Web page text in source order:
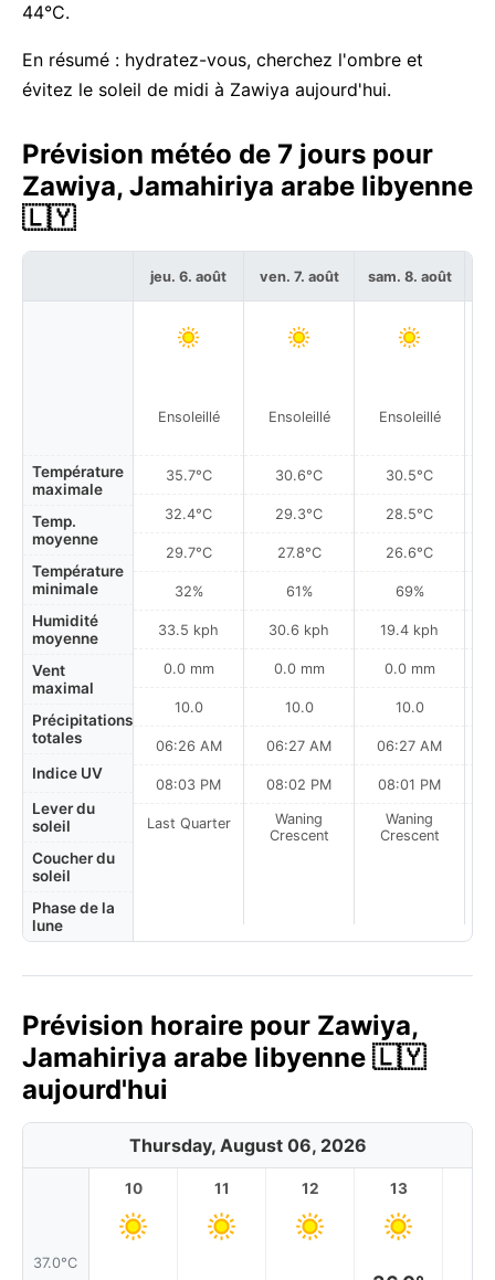
44°C.
En résumé : hydratez-vous, cherchez l'ombre et
évitez le soleil de midi à Zawiya aujourd'hui.
Prévision météo de 7 jours pour
Zawiya, Jamahiriya arabe libyenne
🇱🇾
Température
maximale
Temp.
moyenne
Température
minimale
Humidité
moyenne
Vent
maximal
Précipitations
totales
Indice UV
Lever du
soleil
Coucher du
soleil
Phase de la
lune
jeu. 6. août
Ensoleillé
35.7°C
32.4°C
29.7°C
32%
33.5 kph
0.0 mm
10.0
06:26 AM
08:03 PM
Last Quarter
ven. 7. août
Ensoleillé
30.6°C
29.3°C
27.8°C
61%
30.6 kph
0.0 mm
10.0
06:27 AM
08:02 PM
Waning
Crescent
sam. 8. août
Ensoleillé
30.5°C
28.5°C
26.6°C
69%
19.4 kph
0.0 mm
10.0
06:27 AM
08:01 PM
Waning
Crescent
Prévision horaire pour Zawiya,
Jamahiriya arabe libyenne 🇱🇾
aujourd'hui
Thursday, August 06, 2026
37.0°C
10 11 12 13